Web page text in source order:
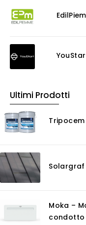
Consolidanti
Rasanti per
Senza
Consulenza
GIS
Piattaforme
Ultimi Prodotti
Tripocem
Moka –
condotto